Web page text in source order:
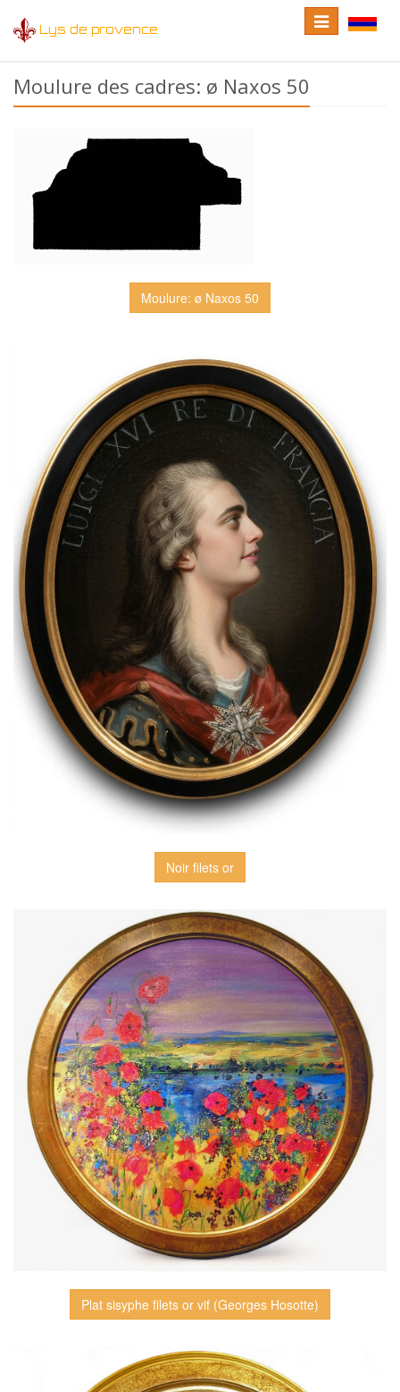
Lys de provence
Toggle
Toggle
navigation
Moulure des cadres: ø Naxos 50
Moulure: ø Naxos 50
Noir filets or
Plat sisyphe filets or vif (Georges Hosotte)